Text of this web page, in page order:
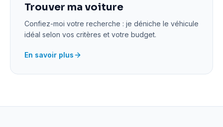
Trouver ma voiture
Confiez-moi votre recherche : je déniche le véhicule
idéal selon vos critères et votre budget.
En savoir plus